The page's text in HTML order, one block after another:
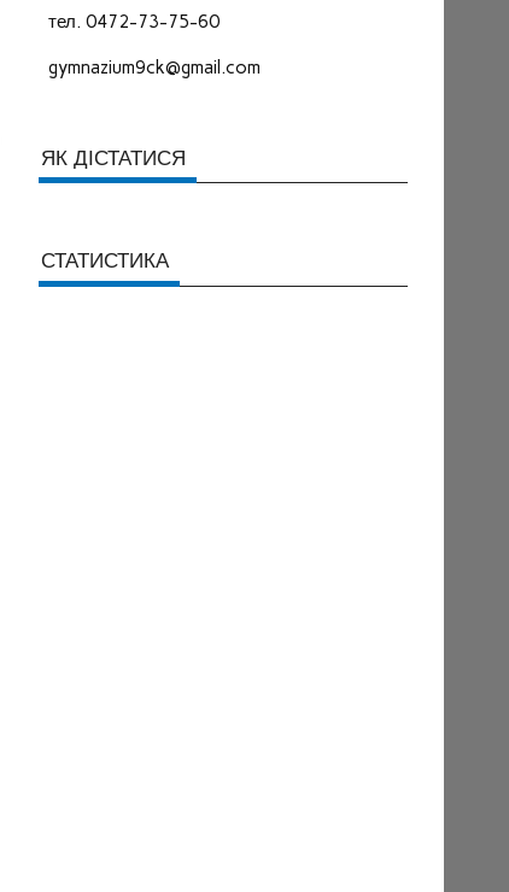
тел. 0472-73-75-60
gymnazium9ck@gmail.com
ЯК ДІСТАТИСЯ
СТАТИСТИКА